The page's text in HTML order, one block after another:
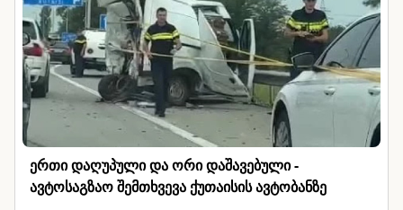
ერთი დაღუპული და ორი დაშავებული -
ავტოსაგზაო შემთხვევა ქუთაისის ავტობანზე